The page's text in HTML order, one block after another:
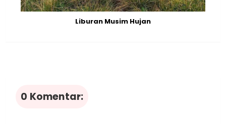
Liburan Musim Hujan
0 Komentar: